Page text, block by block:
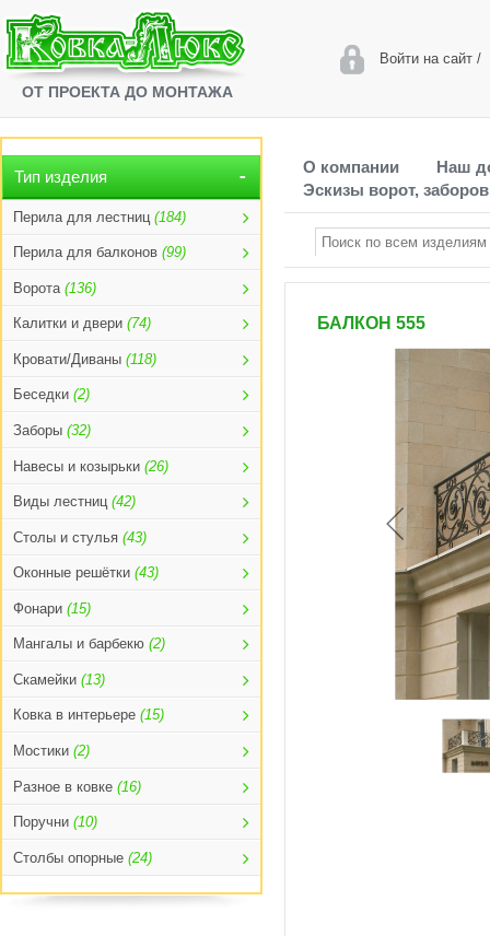
ОТ ПРОЕКТА ДО МОНТАЖА
Войти на сайт/
Тип изделия
Перила для лестниц (184)
Перила для балконов (99)
Ворота (136)
Калитки и двери (74)
Кровати/Диваны (118)
Беседки (2)
Заборы (32)
Навесы и козырьки (26)
Виды лестниц (42)
Столы и стулья (43)
Оконные решётки (43)
Фонари (15)
Мангалы и барбекю (2)
Скамейки (13)
Ковка в интерьере (15)
Мостики (2)
Разное в ковке (16)
Поручни (10)
Столбы опорные (24)
О компании
Наш
Эскизы ворот, заборов
БАЛКОН 555